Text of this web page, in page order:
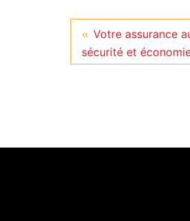
Votre assurance
sécurité et